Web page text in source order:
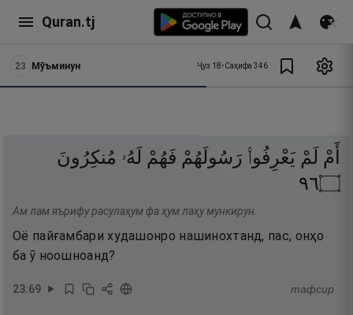
Quran.tj
23 Мӯъминун Ҷуз 18•Саҳифа 346
أَمْ لَمْ يَعْرِفُوا۟ رَسُولَهُمْ فَهُمْ لَهُۥ مُنكِرُونَ
۝٦٩
Ам лам яърифу расулаҳум фа ҳум лаҳу мункирун.
Оё пайғамбари худашонро нашинохтанд, пас, онҳо
ба ӯ ноошноанд?
23:69 тафсир